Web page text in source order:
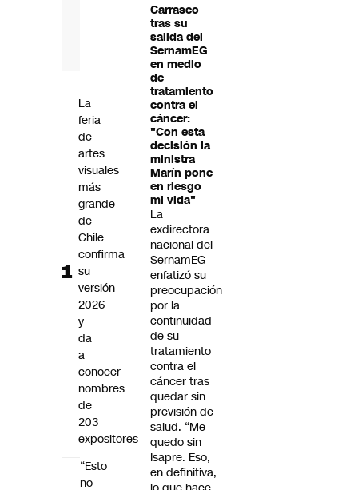
Carrasco
tras su
salida del
SernamEG
en medio
de
tratamiento
contra el
cáncer:
"Con esta
decisión la
ministra
Marín pone
en riesgo
mi vida"
La
exdirectora
nacional del
SernamEG
enfatizó su
preocupación
por la
continuidad
de su
tratamiento
contra el
cáncer tras
quedar sin
previsión de
salud. “Me
quedo sin
Isapre. Eso,
en definitiva,
La
feria
de
artes
visuales
más
grande
de
Chile
confirma
su
versión
2026
y
da
a
conocer
nombres
de
203
expositores
“Esto
no